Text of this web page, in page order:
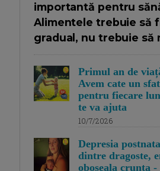
importantă pentru
Alimentele trebuie să
gradual, nu trebuie să
Primul an de
Avem cate un
pentru fiecare
te va ajuta
10/7/2026
Depresia
dintre dragoste,
oboseala crunta